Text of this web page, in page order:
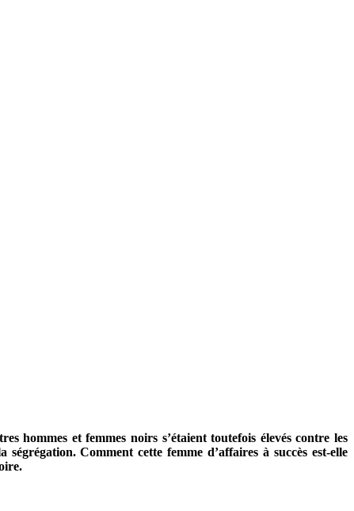
hommes et femmes noirs s’étaient toutefois élevés contre les
Comment cette femme d’affaires à succès est-elle